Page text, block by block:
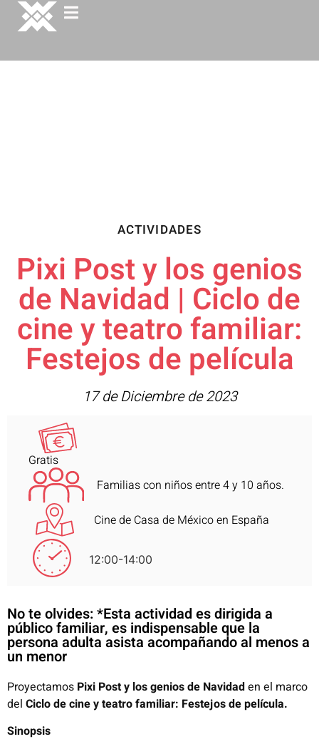
ACTIVIDADES
Pixi Post y los genios
de Navidad | Ciclo de
cine y teatro familiar:
Festejos de película
17 de Diciembre de 2023
Gratis
Familias con niños entre 4 y 10 años.
Cine de Casa de México en España
12:00-14:00
No te olvides: *Esta actividad es dirigida a
público familiar, es indispensable que la
persona adulta asista acompañando al menos a
un menor
Proyectamos Pixi Post y los genios de Navidaden el marco
del Ciclo de cine y teatro familiar: Festejos de película.
Sinopsis